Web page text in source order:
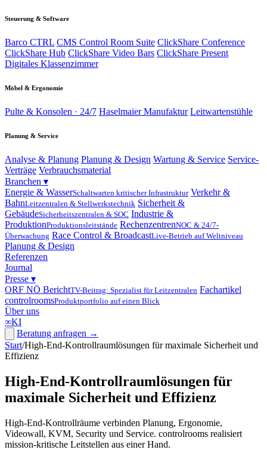
Steuerung & Software
Barco CTRL CMS Control Room Suite ClickShare Conference
ClickShare Hub ClickShare Video Bars ClickShare Present
Digitales Klassenzimmer
Möbel & Ergonomie
Pulte & Konsolen · 24/7 Haselmaier Manufaktur Leitwartenstühle
Planung & Service
Analyse & Planung Planung & Design Wartung & Service Service-
Verträge Verbrauchsmaterial
Branchen ▾
Energie & WasserSchaltwarten kritischer Infrastruktur Verkehr &
BahnLeitzentralen & Stellwerkstechnik Sicherheit &
GebäudeSicherheitszentralen & SOC Industrie &
ProduktionProduktionsleitstände RechenzentrenNOC & 24/7-
Überwachung Race Control & BroadcastLive-Betrieb auf Weltniveau
Planung & Design
Referenzen
Journal
Presse ▾
ORF NÖ BerichtTV-Beitrag: Spezialist für Leitzentralen Fachartikel
controlroomsProduktportfolio auf einen Blick
Über uns
∞KI
Beratung anfragen →
Start/High-End-Kontrollraumlösungen für maximale Sicherheit und
Effizienz
High-End-Kontrollraumlösungen für
maximale Sicherheit und Effizienz
High-End-Kontrollräume verbinden Planung, Ergonomie,
Videowall, KVM, Security und Service. controlrooms realisiert
mission-kritische Leitstellen aus einer Hand.